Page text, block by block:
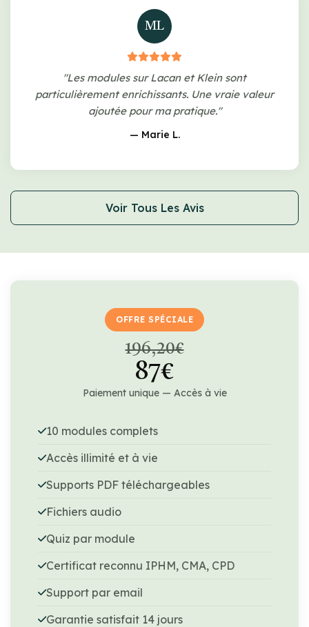
ML
"Les modules sur Lacan et Klein sont
particulièrement enrichissants. Une vraie valeur
ajoutée pour ma pratique."
— Marie L.
Voir Tous Les Avis
OFFRE SPÉCIALE
196,20€
87€
Paiement unique — Accès à vie
10 modules complets
Accès illimité et à vie
Supports PDF téléchargeables
Fichiers audio
Quiz par module
Certificat reconnu IPHM, CMA, CPD
Support par email
Garantie satisfait 14 jours